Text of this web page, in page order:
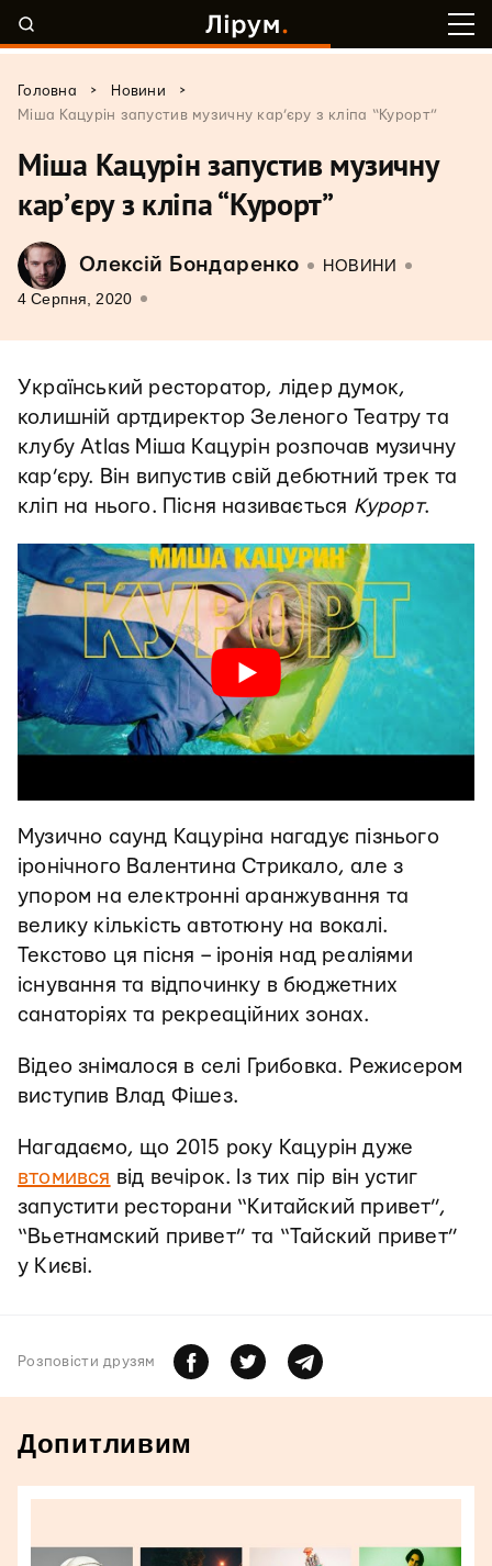
Головна > Новини
>
Міша Кацурін запустив музичну кар’єру з кліпа “Курорт”
Міша Кацурін запустив музичну
кар’єру з кліпа “Курорт”
Олексій Бондаренко НОВИНИ
4 Серпня, 2020
Український ресторатор, лідер думок,
колишній артдиректор Зеленого Театру та
клубу Atlas Міша Кацурін розпочав музичну
кар’єру. Він випустив свій дебютний трек та
кліп на нього. Пісня називається Курорт.
Музично саунд Кацуріна нагадує пізнього
іронічного Валентина Стрикало, але з
упором на електронні аранжування та
велику кількість автотюну на вокалі.
Текстово ця пісня – іронія над реаліями
існування та відпочинку в бюджетних
санаторіях та рекреаційних зонах.
Відео знімалося в селі Грибовка. Режисером
виступив Влад Фішез.
Нагадаємо, що 2015 року Кацурін дуже
втомився від вечірок. Із тих пір він устиг
запустити ресторани “Китайский привет”,
“Вьетнамский привет” та “Тайский привет”
у Києві.
Розповiсти друзям
Допитливим